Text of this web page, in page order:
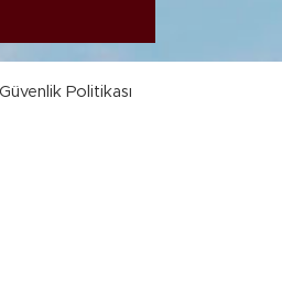
Politikası